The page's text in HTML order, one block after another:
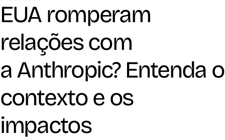
EUA romperam
relações com
a Anthropic? Entenda o
contexto e os
impactos